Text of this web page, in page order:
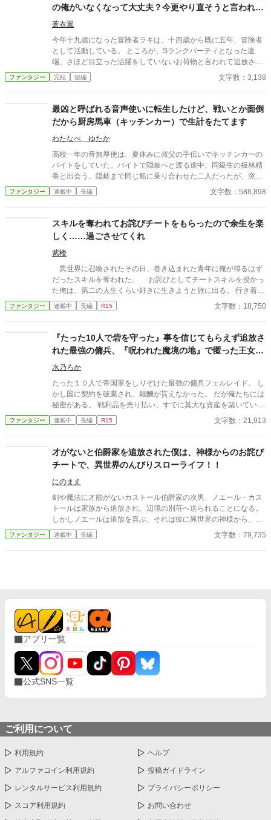
の俺がいなくなって大丈夫？今更やり直そうと言われて
も、もふもふ系パーティを作ったから無理！
蒼衣翼
今年十九歳になった冒険者ラキは、十四歳から既に五年、冒険者
として活動している。 ところが、Sランクパーティとなった途
端、さほど目立った活躍をしていないお荷物と言われて追放され
てしまう。 しかしパーティがSランクに昇格出来たのは、ラキの
豪運スキルのおかげだった。 強力なスキルの代償として、口外出
ないラキは、裏切られたショックで人間嫌いになってしまう。 そ
んな彼が出会ったのが、ケモノ族と蔑まれる、狼族の少女ユメだ
った。 一方、ラキの抜けたパーティはこんなはずでは……という
出来事の連続で、崩壊して行くのであった。
ファンタジー 完結 短編 文字数：3,138
最凶と呼ばれる音声使いに転生したけど、戦いとか面倒
だから厨房馬車（キッチンカー）で生計をたてます
わたなべ ゆたか
高校一年の音無厚使は、夏休みに叔父の手伝いでキッチンカーの
バイトをしていた。バイトで隠岐へと渡る途中、同級生の板林精
香と出会う。隠岐まで同じ船に乗り合わせた二人だったが、突然
に船が沈没し、暗い海の底へと沈んでしまう。 一七年後。異世界
への転生を果たした厚使は、クラネス・カーターという名の青年
仕事から遠ざかるように、ラオンという国で隊商を率いていた。
自身も厨房馬車（キッチンカー）で屋台染みた商売をしていた
が、とある村でアリオナという少女と出会う。クラネスは家族か
ら蔑まれていたアリオナが、妙に気になってしまい――。異世界
転生チート物、ボーイミーツガール風味でお届けします。よろし
くお願い致します！ 大賞が終わるまでは、後書きなしでアップし
ます。
ファンタジー 連載中 長編 文字数：586,898
スキルを奪われてお詫びチートをもらったので余生を楽
しく……過ごさせてくれ
紫楼
異世界に召喚されたその日、巻き込まれた青年に俺が得るはず
だったスキルを奪われた。 お詫びとしてチートスキルを授かっ
た俺は、第二の人生くらい好きに生きようと旅に出る。 行き着い
た先は、寂れた町の場末の酒場だ。 なぜか客は男ばかりだが、
日雇い冒険者や恐妻家の肉屋たちとの気楽な毎日は悪くない。
へ通ってくる理由だけは、さっぱりわからない。 「お前らツケは
やめろ」 そんな穏やかな日々を送っていたはずなのに、ある
日、酒場へ厄介な依頼が舞い込んできた――。 他サイトでも掲
ファンタジー 連載中 長編 R15 文字数：18,750
『たった10人で砦を守った』事を信じてもらえず追放さ
れた最強の傭兵、『呪われた魔境の地』で匿った王女と
理想の拠点に作り上げます
水乃ろか
たった１０人で帝国軍をしりぞけた最強の傭兵フェルレイド。 し
かし国に契約を破棄され、報酬が貰えなかった。 だが俺たちには
秘密がある。 戦利品を売り払い、すでに莫大な資産を築いていた
のだ。 その莫大な資金を元手に、静かに暮らそうと王都に戻る途
中、盗賊に襲われていた一台の馬車を救出する。 乗っていたのは
なってしまった。 だが、そこは誰も住んでいない『呪われた地』
と云われる辺境の魔境。 ……いいじゃん！ 誰もいないなんて好
都合！ 悠々自適に暮らそうと意気込む俺だったが、行きの馬車に
隠れていたのは、なんと先ほど助けた王女様！？ どうやら王城で
酷い扱いを受けていた彼女は、城を捨てて俺についてきたらし
い。 王女様は命を狙われており、戻れば殺されるらしい。 ならば
一緒に連れて行くしかあるまい。 資金もあるし、誰も居ない領地
も貰えて好き勝手できる。 これって最高なのでは？ ※マルチ投稿
しています。
ファンタジー 連載中 長編 R15 文字数：21,913
才がないと伯爵家を追放された僕は、神様からのお詫び
チートで、異世界のんびりスローライフ！！
にのまえ
剣や魔法に才能がないカストール伯爵家の次男、ノエール・カス
トールは家族から追放され、辺境の別荘へ送られることになる。
しかしノエールは追放を喜ぶ、それは彼に異世界の神様から、お
詫びにとして貰ったチートスキルがあるから。 そう、ノエールは
転生者だったのだ。 そのスキルを駆使して、彼の異世界のんびり
ファンタジー 連載中 長編 文字数：79,735
アプリ一覧
公式SNS一覧
ご利用について
利用規約 ヘルプ
アルファコイン利用規約 投稿ガイドライン
レンタルサービス利用規約 プライバシーポリシー
スコア利用規約 お問い合わせ